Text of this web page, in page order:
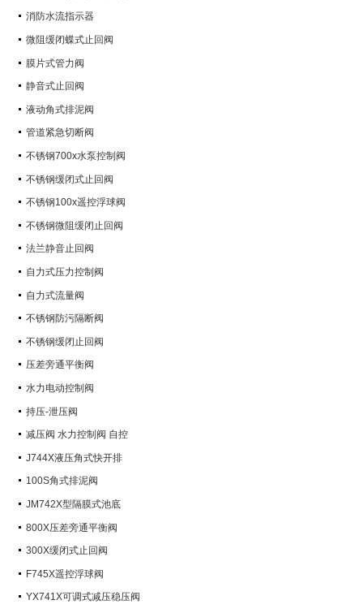
消防水流指示器
微阻缓闭蝶式止回阀
膜片式管力阀
静音式止回阀
液动角式排泥阀
管道紧急切断阀
不锈钢700x水泵控制阀
不锈钢缓闭式止回阀
不锈钢100x遥控浮球阀
不锈钢微阻缓闭止回阀
法兰静音止回阀
自力式压力控制阀
自力式流量阀
不锈钢防污隔断阀
不锈钢缓闭止回阀
压差旁通平衡阀
水力电动控制阀
持压-泄压阀
减压阀 水力控制阀 自控
J744X液压角式快开排
100S角式排泥阀
JM742X型隔膜式池底
800X压差旁通平衡阀
300X缓闭式止回阀
F745X遥控浮球阀
YX741X可调式减压稳压阀